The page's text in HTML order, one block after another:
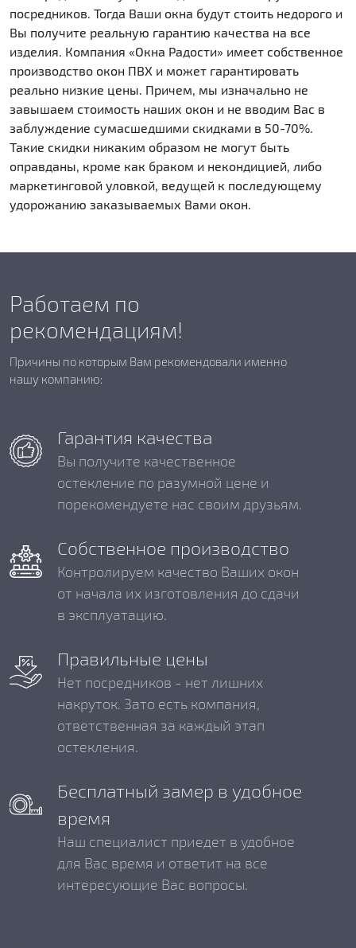
посредников. Тогда Ваши окна будут стоить недорого и
Вы получите реальную гарантию качества на все
изделия. Компания «Окна Радости» имеет собственное
производство окон ПВХ и может гарантировать
реально низкие цены. Причем, мы изначально не
завышаем стоимость наших окон и не вводим Вас в
заблуждение сумасшедшими скидками в 50-70%.
Такие скидки никаким образом не могут быть
оправданы, кроме как браком и некондицией, либо
маркетинговой уловкой, ведущей к последующему
удорожанию заказываемых Вами окон.
Работаем по
рекомендациям!
Причины по которым Вам рекомендовали именно
нашу компанию:
Гарантия качества
Вы получите качественное
остекление по разумной цене и
порекомендуете нас своим друзьям.
Собственное производство
Контролируем качество Ваших окон
от начала их изготовления до сдачи
в эксплуатацию.
Правильные цены
Нет посредников - нет лишних
накруток. Зато есть компания,
ответственная за каждый этап
остекления.
Бесплатный замер в удобное
время
Наш специалист приедет в удобное
для Вас время и ответит на все
интересующие Вас вопросы.